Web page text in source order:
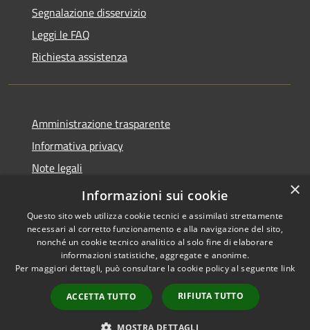
Segnalazione disservizio
Leggi le FAQ
Richiesta assistenza
Amministrazione trasparente
Informativa privacy
Note legali
Dichiarazione di accessibilità
Accessibilità
Copyright © 2026 • Comune di
Andora • Powered by
Municipium•
Accesso
redazione
×
Informazioni sui cookie
Questo sito web utilizza cookie tecnici e assimilati strettamente
necessari al corretto funzionamento e alla navigazione del sito,
nonché un cookie tecnico analitico al solo fine di elaborare
informazioni statistiche, aggregate e anonime.
Per maggiori dettagli, può consultare la cookie policy al seguente link
ACCETTA TUTTO RIFIUTA TUTTO
MOSTRA DETTAGLI